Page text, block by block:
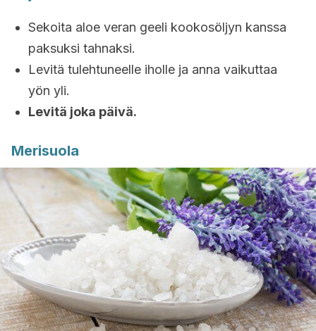
Sekoita aloe veran geeli kookosöljyn kanssa
paksuksi tahnaksi.
Levitä tulehtuneelle iholle ja anna vaikuttaa
yön yli.
Levitä joka päivä.
Merisuola